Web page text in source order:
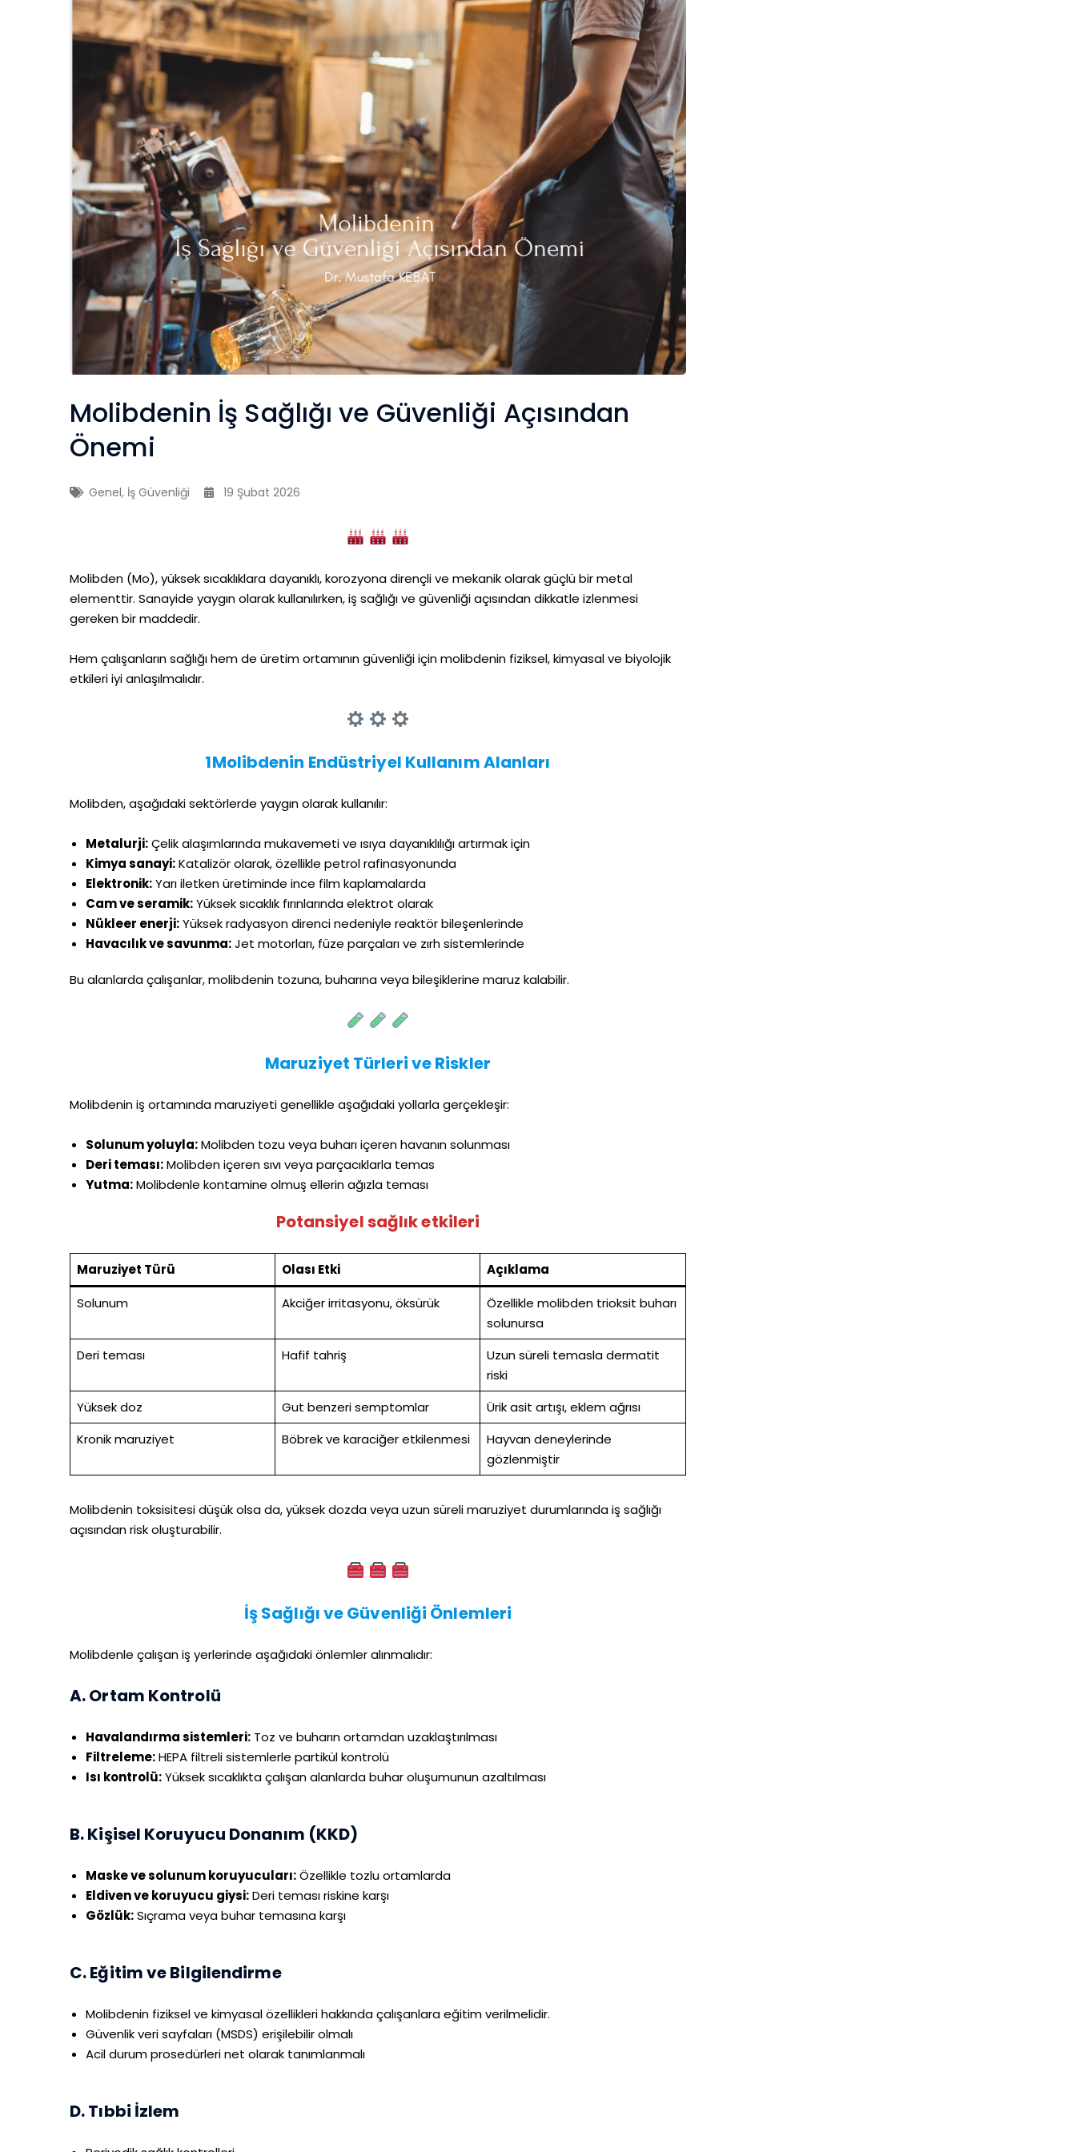
Molibdenin İş Sağlığı ve Güvenliği Açısından
Önemi
Genel, İş Güvenliği 19 Şubat 2026
Molibden (Mo), yüksek sıcaklıklara dayanıklı, korozyona dirençli ve mekanik olarak güçlü bir metal
elementtir. Sanayide yaygın olarak kullanılırken, iş sağlığı ve güvenliği açısından dikkatle izlenmesi
gereken bir maddedir.
Hem çalışanların sağlığı hem de üretim ortamının güvenliği için molibdenin fiziksel, kimyasal ve biyolojik
etkileri iyi anlaşılmalıdır.
1Molibdenin Endüstriyel Kullanım Alanları
Molibden, aşağıdaki sektörlerde yaygın olarak kullanılır:
Metalurji:Çelik alaşımlarında mukavemeti ve ısıya dayanıklılığı artırmak için
Kimya sanayi:Katalizör olarak, özellikle petrol rafinasyonunda
Elektronik:Yarı iletken üretiminde ince film kaplamalarda
Cam ve seramik:Yüksek sıcaklık fırınlarında elektrot olarak
Nükleer enerji:Yüksek radyasyon direnci nedeniyle reaktör bileşenlerinde
Havacılık ve savunma:Jet motorları, füze parçaları ve zırh sistemlerinde
Bu alanlarda çalışanlar, molibdenin tozuna, buharına veya bileşiklerine maruz kalabilir.
Maruziyet Türleri ve Riskler
Molibdenin iş ortamında maruziyeti genellikle aşağıdaki yollarla gerçekleşir:
Solunum yoluyla:Molibden tozu veya buharı içeren havanın solunması
Deri teması:Molibden içeren sıvı veya parçacıklarla temas
Yutma:Molibdenle kontamine olmuş ellerin ağızla teması
Potansiyel sağlık etkileri
Maruziyet Türü Olası Etki
Açıklama
Solunum
Akciğer irritasyonu, öksürük
Özellikle molibden trioksit buharı
solunursa
Deri teması
Hafif tahriş
Uzun süreli temasla dermatit
riski
Yüksek doz
Gut benzeri semptomlar
Ürik asit artışı, eklem ağrısı
Kronik maruziyet
Böbrek ve karaciğer etkilenmesi
Hayvan deneylerinde
gözlenmiştir
Molibdenin toksisitesi düşük olsa da, yüksek dozda veya uzun süreli maruziyet durumlarında iş sağlığı
açısından risk oluşturabilir.
İş Sağlığı ve Güvenliği Önlemleri
Molibdenle çalışan iş yerlerinde aşağıdaki önlemler alınmalıdır:
A. Ortam Kontrolü
Havalandırma sistemleri: Toz ve buharın ortamdan uzaklaştırılması
Filtreleme:HEPA filtreli sistemlerle partikül kontrolü
Isı kontrolü:Yüksek sıcaklıkta çalışan alanlarda buhar oluşumunun azaltılması
B. Kişisel Koruyucu Donanım (KKD)
Maske ve solunum koruyucuları:Özellikle tozlu ortamlarda
Eldiven ve koruyucu giysi:Deri teması riskine karşı
Gözlük:Sıçrama veya buhar temasına karşı
C. Eğitim ve Bilgilendirme
Molibdenin fiziksel ve kimyasal özellikleri hakkında çalışanlara eğitim verilmelidir.
Güvenlik veri sayfaları (MSDS) erişilebilir olmalı
Acil durum prosedürleri net olarak tanımlanmalı
D. Tıbbi İzlem